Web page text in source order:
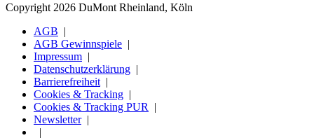
Copyright 2026 DuMont Rheinland, Köln
AGB
AGB Gewinnspiele
Impressum
Datenschutzerklärung
Barrierefreiheit
Cookies & Tracking
Cookies & Tracking PUR
Newsletter